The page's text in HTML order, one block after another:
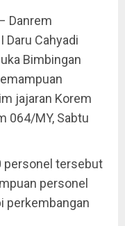
Danrem
Cahyadi
Bimbingan
jajaran Korem
064/MY, Sabtu
personel tersebut
personel
perkembangan